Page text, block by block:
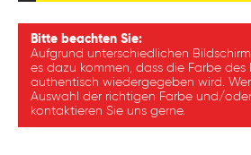
Bitte beachten Sie:
Aufgrund unterschiedlichen
es dazu kommen, dass die Farbe des
authentisch wiedergegeben wird.
Auswahl der richtigen Farbe und/
kontaktieren Sie uns gerne.